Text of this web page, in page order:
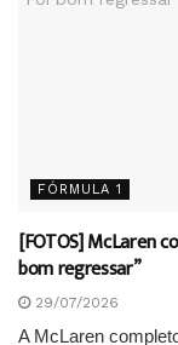
FÓRMULA 1
[FOTOS] McLaren
bom regressar”
29/07/2026
A McLaren